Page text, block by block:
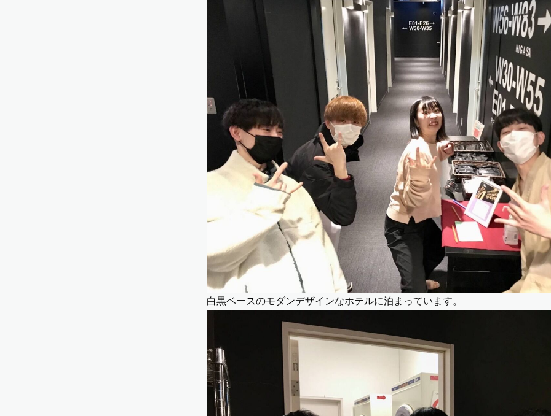
白黒ベースのモダンデザインなホテルに泊まっています。